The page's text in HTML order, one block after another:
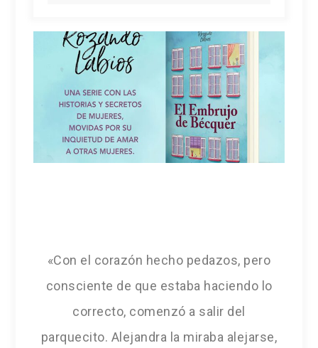
«Con el corazón hecho pedazos, pero
consciente de que estaba haciendo lo
correcto, comenzó a salir del
parquecito. Alejandra la miraba alejarse,